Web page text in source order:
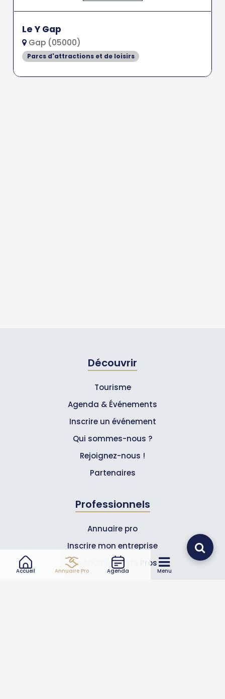
Accueil Annuaire Pro Agenda Menu
Le Y Gap
Gap (05000)
Parcs d'attractions et de loisirs
Découvrir
Tourisme
Agenda & Événements
Inscrire un événement
Qui sommes-nous ?
Rejoignez-nous !
Partenaires
Professionnels
Annuaire pro
Inscrire mon entreprise
Les Abonnements Pros